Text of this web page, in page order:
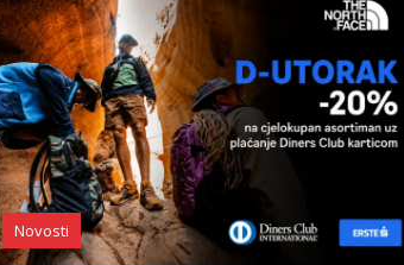
Novosti